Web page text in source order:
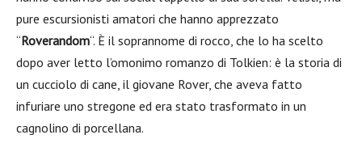
pure escursionisti amatori che hanno apprezzato
“Roverandom“. È il soprannome di rocco, che lo ha scelto
dopo aver letto l’omonimo romanzo di Tolkien: è la storia di
un cucciolo di cane, il giovane Rover, che aveva fatto
infuriare uno stregone ed era stato trasformato in un
cagnolino di porcellana.